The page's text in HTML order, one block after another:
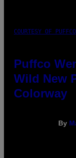
COURTESY OF PUFFCO
Puffco
Wild New
Colorway
By